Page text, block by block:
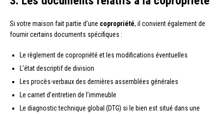
Si votre maison fait partie d’une copropriété, il convient également de
fournir certains documents spécifiques :
Le règlement de copropriété et les modifications éventuelles
L’état descriptif de division
Les procès-verbaux des dernières assemblées générales
Le carnet d’entretien de l’immeuble
Le diagnostic technique global (DTG) si le bien est situé dans une